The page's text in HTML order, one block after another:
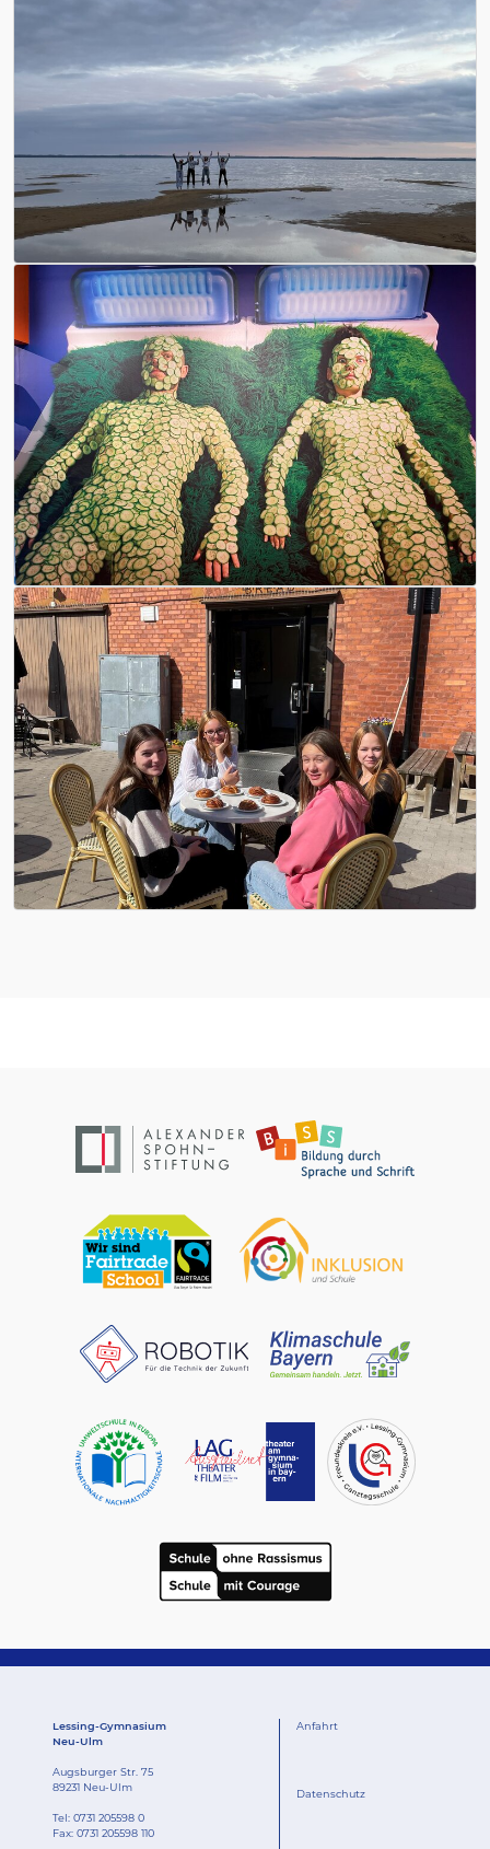
Lessing-Gymnasium
Neu-Ulm
Augsburger Str. 75
89231 Neu-Ulm
Tel: 0731 205598 0
Fax: 0731 205598 110
Anfahrt
Datenschutz